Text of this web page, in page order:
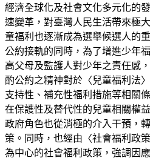
經濟全球化及社會文化多元化的
速變革，對臺灣人民生活帶來極
童福利也逐漸成為選舉候選人的
公約接軌的同時，為了增進少年
高父母及監護人對少年之責任感
酌公約之精神對於〈兒童福利法
支持性、補充性福利措施等相關
在保護性及替代性的兒童相關權
政府角色也從消極的介入干預，
策。同時，也經由〈社會福利政
為中心的社會福利政策，強調因